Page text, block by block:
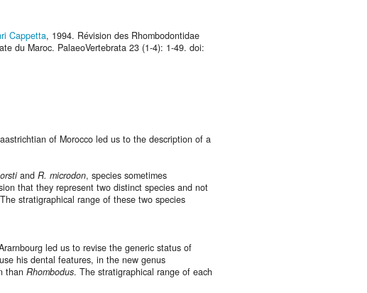
Cappetta, 1994. Révision des Rhombodontidae
du Maroc. PalaeoVertebrata 23 (1-4): 1-49. doi:
of Morocco led us to the description of a
and R. microdon, species sometimes
that they represent two distinct species and not
stratigraphical range of these two species
led us to revise the generic status of
his dental features, in the new genus
than Rhombodus. The stratigraphical range of each